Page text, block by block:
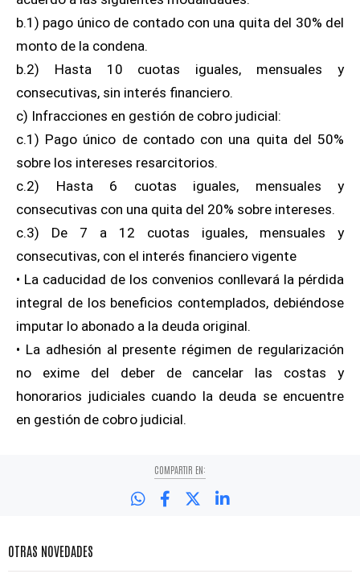
b.1) pago único de contado con una quita del 30% del
monto de la condena.
b.2) Hasta 10 cuotas iguales, mensuales y
consecutivas, sin interés financiero.
c) Infracciones en gestión de cobro judicial:
c.1) Pago único de contado con una quita del 50%
sobre los intereses resarcitorios.
c.2) Hasta 6 cuotas iguales, mensuales y
consecutivas con una quita del 20% sobre intereses.
c.3) De 7 a 12 cuotas iguales, mensuales y
consecutivas, con el interés financiero vigente
• La caducidad de los convenios conllevará la pérdida
integral de los beneficios contemplados, debiéndose
imputar lo abonado a la deuda original.
• La adhesión al presente régimen de regularización
no exime del deber de cancelar las costas y
honorarios judiciales cuando la deuda se encuentre
en gestión de cobro judicial.
COMPARTIR EN:
OTRAS NOVEDADES